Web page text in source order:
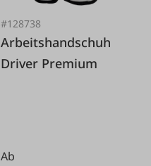
#128738
Arbeitshandschuh
Driver Premium
Ab